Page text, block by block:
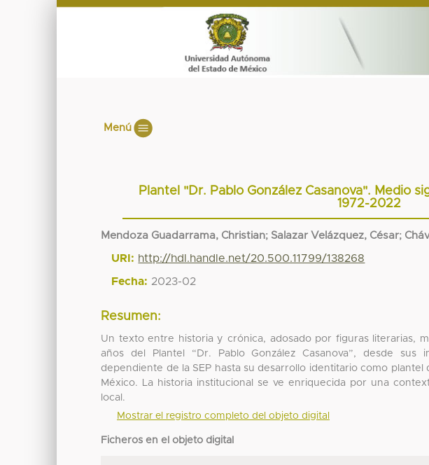
Menú
Plantel "Dr. Pablo González Casanova". Medio
1972-2022
Mendoza Guadarrama, Christian; Salazar Velázquez, César;
URI: http://hdl.handle.net/20.500.11799/138268
Fecha: 2023-02
Resumen:
Un texto entre historia y crónica, adosado por figuras literarias,
años del Plantel “Dr. Pablo González Casanova”, desde sus
dependiente de la SEP hasta su desarrollo identitario como
México. La historia institucional se ve enriquecida por una
local.
Mostrar el registro completo del objeto digital
Ficheros en el objeto digital